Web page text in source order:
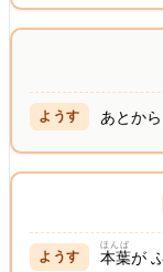
あとから
本葉
ほんば
が